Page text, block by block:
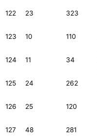
122 23 323
123 10 110
124 11 34
125 24 262
126 25 120
127 48 281